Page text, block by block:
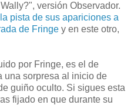
versión Observador.
pista de sus apariciones a
de Fringe y en este otro,
por Fringe, es el de
una sorpresa al inicio de
guiño oculto. Si sigues esta
fijado en que durante su